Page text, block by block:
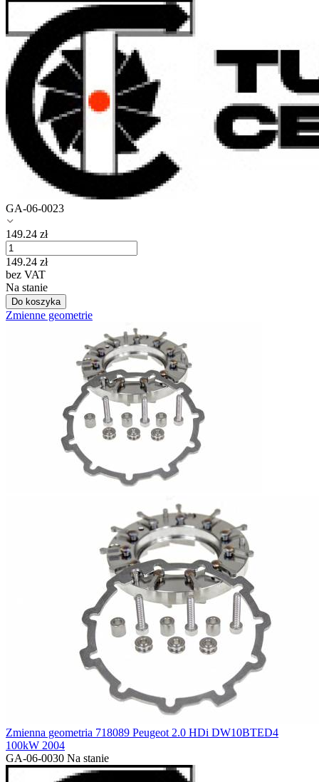
GA-06-0023
149.24 zł
149.24 zł
bez VAT
Na stanie
Do koszyka
Zmienne geometrie
Zmienna geometria 718089 Peugeot 2.0 HDi DW10BTED4
100kW 2004
GA-06-0030 Na stanie